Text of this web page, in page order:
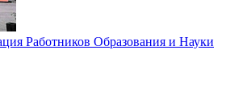
Работников Образования и Науки